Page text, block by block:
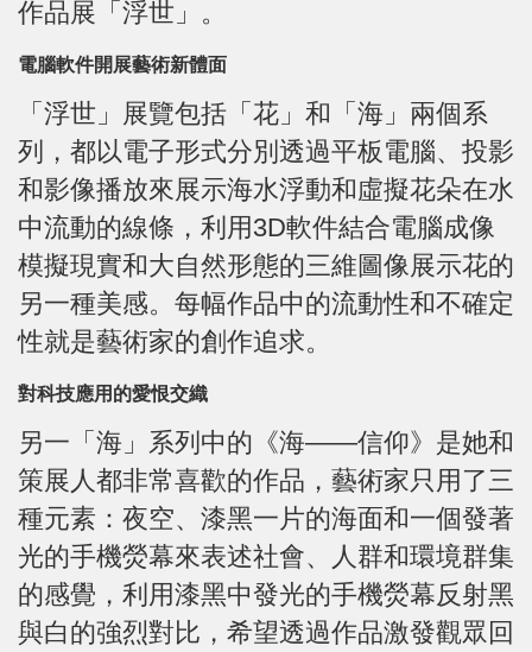
作品展「浮世」。
電腦軟件開展藝術新體面
「浮世」展覽包括「花」和「海」兩個系
列，都以電子形式分別透過平板電腦、投影
和影像播放來展示海水浮動和虛擬花朵在水
中流動的線條，利用3D軟件結合電腦成像
模擬現實和大自然形態的三維圖像展示花的
另一種美感。每幅作品中的流動性和不確定
性就是藝術家的創作追求。
對科技應用的愛恨交織
另一「海」系列中的《海——信仰》是她和
策展人都非常喜歡的作品，藝術家只用了三
種元素：夜空、漆黑一片的海面和一個發著
光的手機熒幕來表述社會、人群和環境群集
的感覺，利用漆黑中發光的手機熒幕反射黑
與白的強烈對比，希望透過作品激發觀眾回